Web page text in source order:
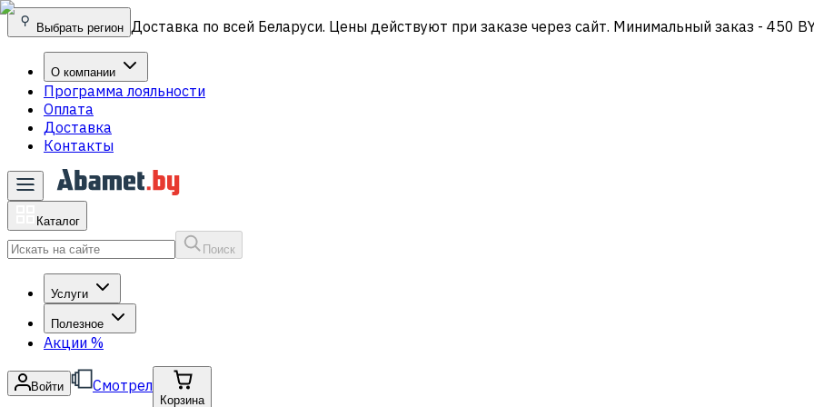
Выбрать регион Доставка по всей Беларуси. Цены действуют при заказе через сайт. Минимальный заказ - 450
О компании
Программа лояльности
Оплата
Доставка
Контакты
Каталог
Поиск
Услуги
Полезное
Акции %
Войти Смотрел
Корзина